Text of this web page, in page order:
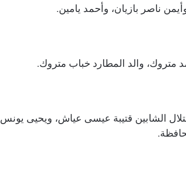
ناصر بازيان، وأحمد يامين.
متروك، والد المطارد خباب متروك.
الشابين قتيبة عيسى عياش، ويحيى يونس